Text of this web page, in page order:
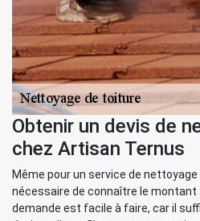
Obtenir un devis de
chez Artisan Ternus
Même pour un service de
nécessaire de connaître le montant
demande est facile à faire, car il